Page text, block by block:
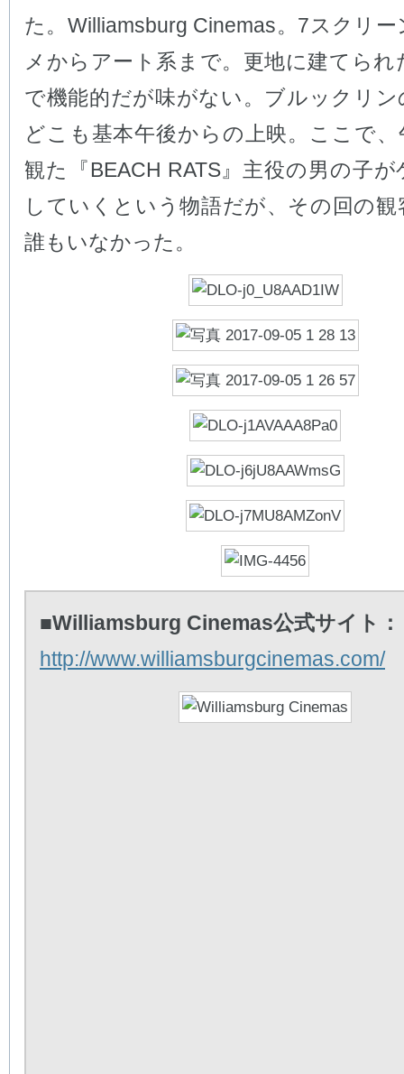
た。Williamsburg Cinemas。7スクリ
メからアート系まで。更地に建てられ
で機能的だが味がない。ブルックリン
どこも基本午後からの上映。ここで、
観た『BEACH RATS』主役の男の子
していくという物語だが、その回の観
誰もいなかった。
■Williamsburg Cinemas公式サイト：
http://www.williamsburgcinemas.com/